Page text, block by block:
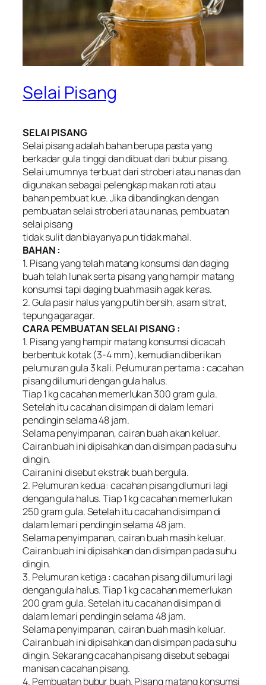
Selai Pisang
SELAI PISANG
Selai pisang adalah bahan berupa pasta yang
berkadar gula tinggi dan dibuat dari bubur pisang.
Selai umumnya terbuat dari stroberi atau nanas dan
digunakan sebagai pelengkap makan roti atau
bahan pembuat kue. Jika dibandingkan dengan
pembuatan selai stroberi atau nanas, pembuatan
selai pisang
tidak sulit dan biayanya pun tidak mahal.
BAHAN :
1. Pisang yang telah matang konsumsi dan daging
buah telah lunak serta pisang yang hampir matang
konsumsi tapi daging buah masih agak keras.
2. Gula pasir halus yang putih bersih, asam sitrat,
tepung agaragar.
CARA PEMBUATAN SELAI PISANG :
1. Pisang yang hampir matang konsumsi dicacah
berbentuk kotak (3-4 mm), kemudian diberikan
pelumuran gula 3 kali. Pelumuran pertama : cacahan
pisang dilumuri dengan gula halus.
Tiap 1 kg cacahan memerlukan 300 gram gula.
Setelah itu cacahan disimpan di dalam lemari
pendingin selama 48 jam.
Selama penyimpanan, cairan buah akan keluar.
Cairan buah ini dipisahkan dan disimpan pada suhu
dingin.
Cairan ini disebut ekstrak buah bergula.
2. Pelumuran kedua: cacahan pisang dlumuri lagi
dengan gula halus. Tiap 1 kg cacahan memerlukan
250 gram gula. Setelah itu cacahan disimpan di
dalam lemari pendingin selama 48 jam.
Selama penyimpanan, cairan buah masih keluar.
Cairan buah ini dipisahkan dan disimpan pada suhu
dingin.
3. Pelumuran ketiga : cacahan pisang dilumuri lagi
dengan gula halus. Tiap 1 kg cacahan memerlukan
200 gram gula. Setelah itu cacahan disimpan di
dalam lemari pendingin selama 48 jam.
Selama penyimpanan, cairan buah masih keluar.
Cairan buah ini dipisahkan dan disimpan pada suhu
dingin. Sekarang cacahan pisang disebut sebagai
manisan cacahan pisang.
4. Pembuatan bubur buah. Pisang matang konsumsi